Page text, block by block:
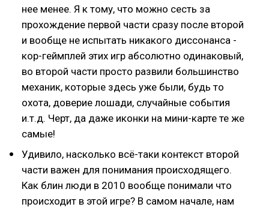
нее менее. Я к тому, что можно сесть за
прохождение первой части сразу после второй
и вообще не испытать никакого диссонанса -
кор-геймплей этих игр абсолютно одинаковый,
во второй части просто развили большинство
механик, которые здесь уже были, будь то
охота, доверие лошади, случайные события
и.т.д. Черт, да даже иконки на мини-карте те же
самые!
Удивило, насколько всё-таки контекст второй
части важен для понимания происходящего.
Как блин люди в 2010 вообще понимали что
происходит в этой игре? В самом начале, нам